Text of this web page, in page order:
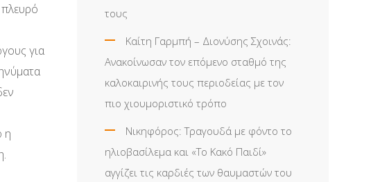
για
η
τους
Καίτη Γαρμπή – Διονύσης Σχοινάς:
Ανακοίνωσαν τον επόμενο σταθμό της
καλοκαιρινής τους περιοδείας με τον
πιο χιουμοριστικό τρόπο
Νικηφόρος: Τραγουδά με φόντο το
ηλιοβασίλεμα και «Το Κακό Παιδί»
αγγίζει τις καρδιές των θαυμαστών του